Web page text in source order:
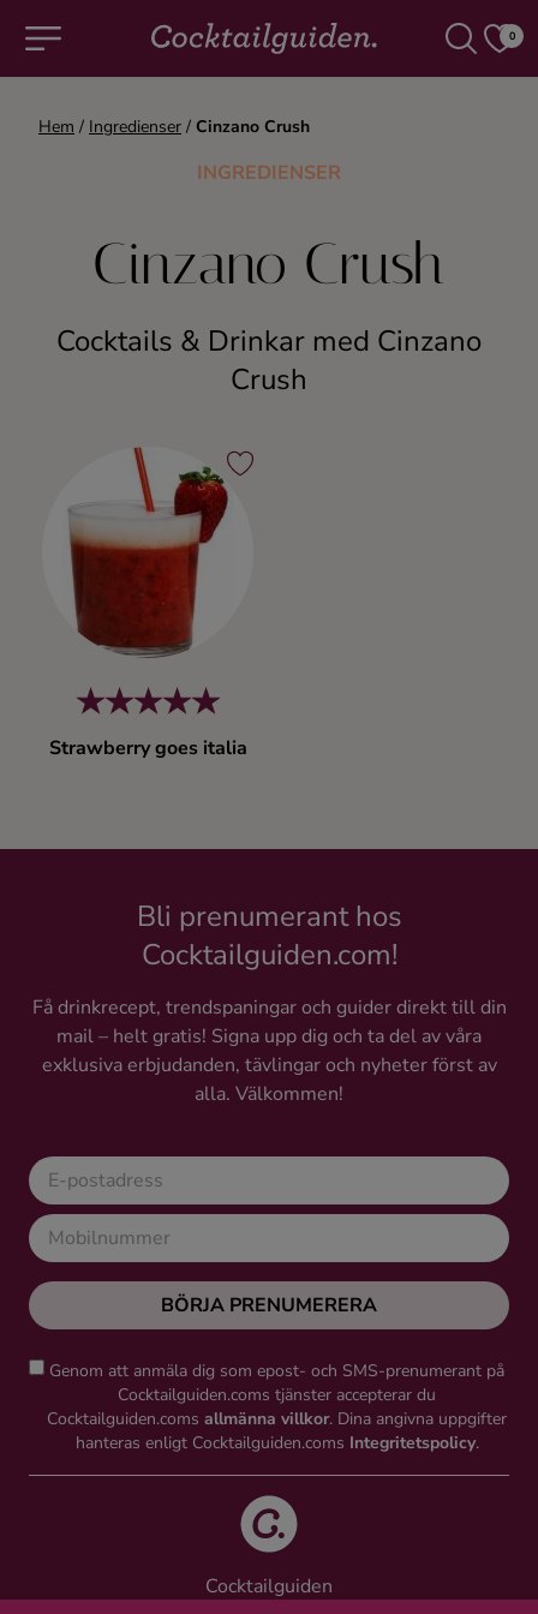
0
COCKTAILS & DRINKAR
Alkoholfritt
Champagne
Kaffe
Konjak
Likör
Whisky
Hem / Ingredienser / Cinzano Crush
INGREDIENSER
Cinzano Crush
Cocktails & Drinkar med Cinzano
Crush
Strawberry goes italia
Bli prenumerant hos
Cocktailguiden.com!
Få drinkrecept, trendspaningar och guider direkt till din
mail – helt gratis! Signa upp dig och ta del av våra
exklusiva erbjudanden, tävlingar och nyheter först av
alla. Välkommen!
BÖRJA PRENUMERERA
Genom att anmäla dig som epost- och SMS-prenumerant på
Cocktailguiden.coms tjänster accepterar du
Cocktailguiden.coms allmänna villkor. Dina angivna uppgifter
hanteras enligt Cocktailguiden.coms Integritetspolicy.
Cocktailguiden